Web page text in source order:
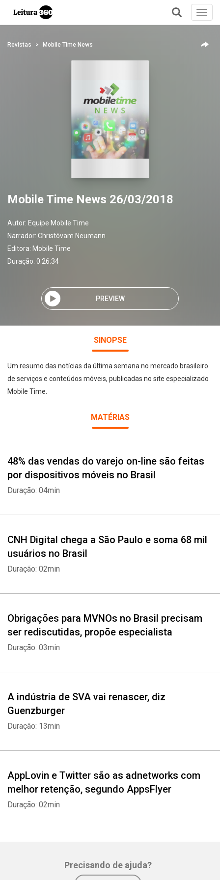
+
Revistas Mobile Time News
Mobile Time News 26/03/2018
Autor: Equipe Mobile Time
Narrador: Christóvam Neumann
Editora: Mobile Time
Duração: 0:26:34
PREVIEW
SINOPSE
Um resumo das notícias da última semana no mercado brasileiro
de serviços e conteúdos móveis, publicadas no site especializado
Mobile Time.
MATÉRIAS
48% das vendas do varejo on-line são feitas
por dispositivos móveis no Brasil
Duração: 04min
CNH Digital chega a São Paulo e soma 68 mil
usuários no Brasil
Duração: 02min
Obrigações para MVNOs no Brasil precisam
ser rediscutidas, propõe especialista
Duração: 03min
A indústria de SVA vai renascer, diz
Guenzburger
Duração: 13min
AppLovin e Twitter são as adnetworks com
melhor retenção, segundo AppsFlyer
Duração: 02min
Precisando de ajuda?
Whatsapp